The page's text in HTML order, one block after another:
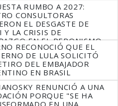
RUMBO A 2027:
CONSULTORAS
EL DESGASTE DE
Y LA CRISIS DE
EN EL PERONISMO
RECONOCIÓ QUE EL
DE LULA SOLICITÓ
DEL EMBAJADOR
EN BRASIL
RENUNCIÓ A UNA
PORQUE "SE HA
EN UNA